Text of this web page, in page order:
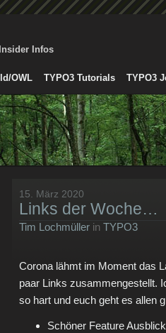
Infos
OWL TYPO3 Tutorials TYPO3
15. März 2020
Links der Woche…
Tim Lochmüller in TYPO3
Corona lähmt im Moment das
paar Links zusammengestellt.
so hart und euch geht es allen
Schöner Feature